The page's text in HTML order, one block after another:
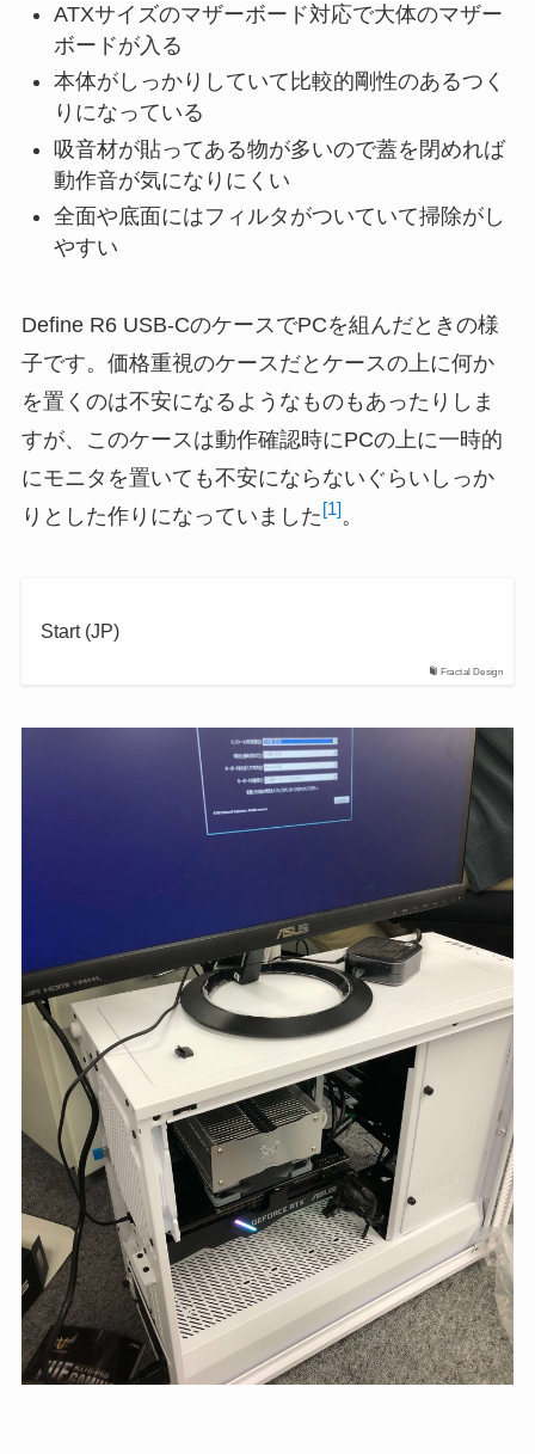
ATXサイズのマザーボード対応で大体のマザー
ボードが入る
本体がしっかりしていて比較的剛性のあるつく
りになっている
吸音材が貼ってある物が多いので蓋を閉めれば
動作音が気になりにくい
全面や底面にはフィルタがついていて掃除がし
やすい
Define R6 USB-CのケースでPCを組んだときの様
子です。価格重視のケースだとケースの上に何か
を置くのは不安になるようなものもあったりしま
すが、このケースは動作確認時にPCの上に一時的
にモニタを置いても不安にならないぐらいしっか
りとした作りになっていました[1]。
Fractal Design
Start (JP)